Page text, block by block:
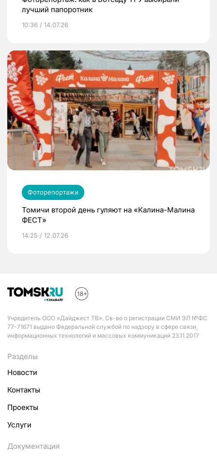
лучший папоротник
10:36 / 14.07.26
Фоторепортажи
Томичи второй день гуляют на «Калина-Малина
ФЕСТ»
14:25 / 12.07.26
Учредитель ООО «Дайджест ТВ». Св-во о регистрации СМИ ЭЛ №ФС
77-71671 выдано Федеральной службой по надзору в сфере связи,
информационных технологий и массовых коммуникаций 23.11.2017
Разделы
Новости
Контакты
Проекты
Услуги
Документация